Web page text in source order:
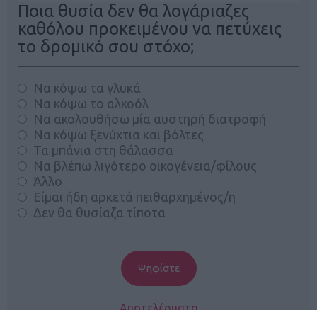
Ποια θυσία δεν θα λογάριαζες
καθόλου προκειμένου να πετύχεις
το δρομικό σου στόχο;
Να κόψω τα γλυκά
Να κόψω το αλκοόλ
Να ακολουθήσω μία αυστηρή διατροφή
Να κόψω ξενύχτια και βόλτες
Τα μπάνια στη θάλασσα
Να βλέπω λιγότερο οικογένεια/φίλους
Άλλο
Είμαι ήδη αρκετά πειθαρχημένος/η
Δεν θα θυσίαζα τίποτα